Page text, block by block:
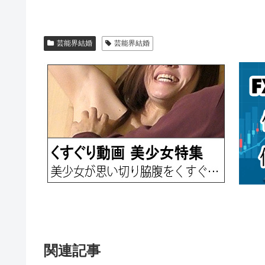
芸能界結婚 芸能界結婚
関連記事